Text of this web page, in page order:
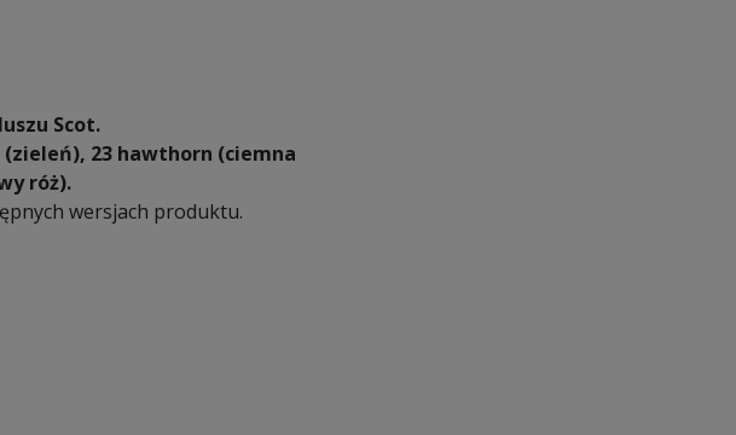
Scot.
23 hawthorn (ciemna
róż).
wersjach produktu.